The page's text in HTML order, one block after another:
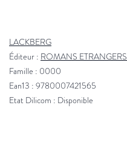
LACKBERG
Éditeur : ROMANS ETRANGERS
Famille : 0000
Ean13 : 9780007421565
Etat Dilicom : Disponible